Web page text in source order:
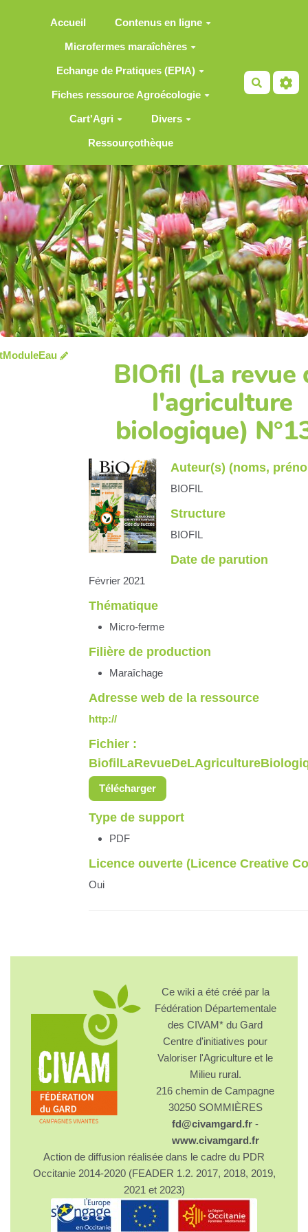
Accueil Contenus en ligne
Microfermes maraîchères
Echange de Pratiques (EPIA)
Fiches ressource Agroécologie
Cart'Agri Divers
Ressourçothèque
BIOfil (La revue
l'agriculture
biologique)
Auteur(s) (noms,
BIOFIL
Structure
BIOFIL
Date de parution
Février 2021
Thématique
Micro-ferme
Filière de production
Maraîchage
Adresse web de la ressource
http://
Fichier :
Télécharger
Type de support
PDF
Licence ouverte (Licence Creative
Oui
Ce wiki a été créé par la
Fédération Départementale
des CIVAM* du Gard
Centre d'initiatives pour
Valoriser l'Agriculture et le
Milieu rural.
216 chemin de Campagne
30250 SOMMIÈRES
fd@civamgard.fr -
www.civamgard.fr
Action de diffusion réalisée dans le cadre du PDR
Occitanie 2014-2020 (FEADER 1.2. 2017, 2018, 2019,
2021 et 2023)